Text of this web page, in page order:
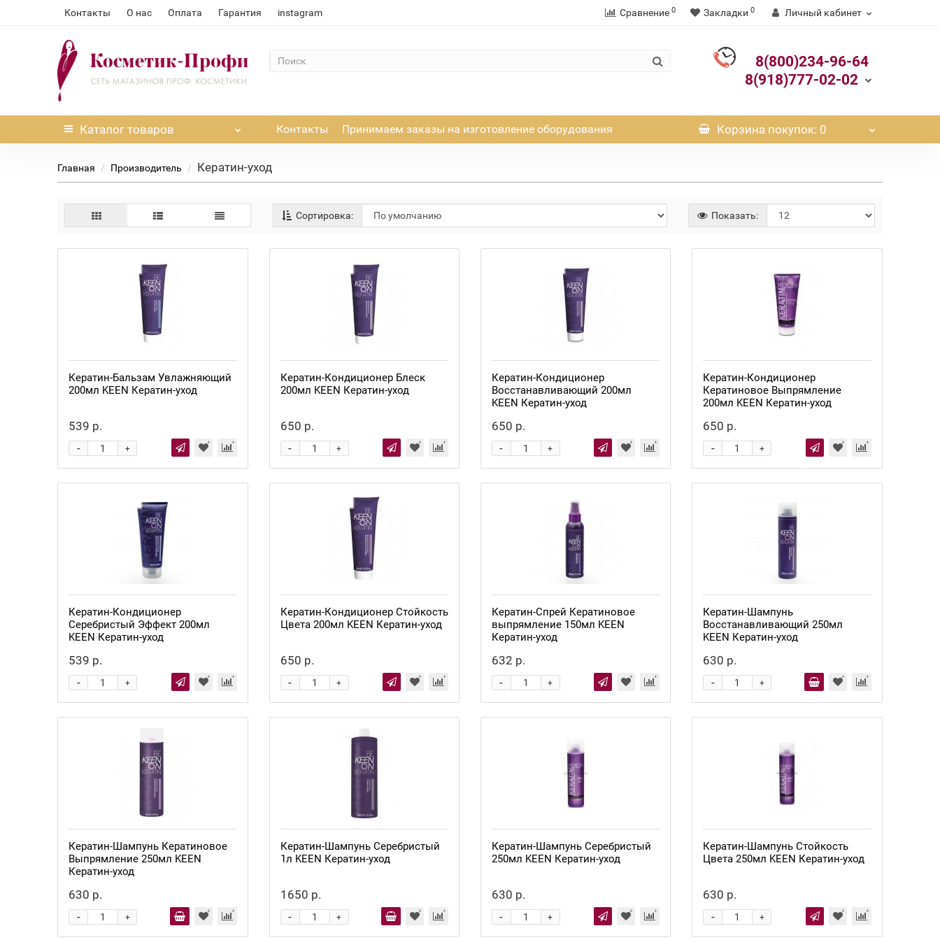
Контакты О нас Оплата Гарантия instagram Сравнение 0 Закладки 0 Личный кабинет
8(800)234-96-64
8(918)777-02-02
Каталог товаров Контакты Принимаем заказы на изготовление оборудования Корзина покупок: 0
Главная Производитель Кератин-уход
Сортировка: Показать:
Кератин-Бальзам Увлажняющий
200мл KEEN Кератин-уход
539 р.
+
-
Кератин-Кондиционер Блеск
200мл KEEN Кератин-уход
650 р.
+
-
Кератин-Кондиционер
Восстанавливающий 200мл
KEEN Кератин-уход
650 р.
+
-
Кератин-Кондиционер
Кератиновое Выпрямление
200мл KEEN Кератин-уход
650 р.
+
-
Кератин-Кондиционер
Серебристый Эффект 200мл
KEEN Кератин-уход
539 р.
+
-
Кератин-Кондиционер Стойкость
Цвета 200мл KEEN Кератин-уход
650 р.
+
-
Кератин-Спрей Кератиновое
выпрямление 150мл KEEN
Кератин-уход
632 р.
+
-
Кератин-Шампунь
Восстанавливающий 250мл
KEEN Кератин-уход
630 р.
+
-
Кератин-Шампунь Кератиновое
Выпрямление 250мл KEEN
Кератин-уход
630 р.
+
-
Кератин-Шампунь Серебристый
1л KEEN Кератин-уход
1650 р.
+
-
Кератин-Шампунь Серебристый
250мл KEEN Кератин-уход
630 р.
+
-
Кератин-Шампунь Стойкость
Цвета 250мл KEEN Кератин-уход
630 р.
+
-